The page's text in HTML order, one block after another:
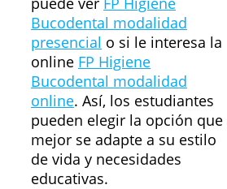
Bucodental modalidad
presencial o si le interesa la
online FP Higiene
Bucodental modalidad
online. Así, los estudiantes
pueden elegir la opción que
mejor se adapte a su estilo
de vida y necesidades
educativas.